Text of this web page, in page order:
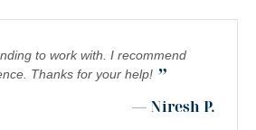
to work with. I recommend
Thanks for your help! ”
— Niresh P.